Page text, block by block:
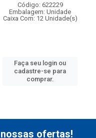
Código: 622229
Embalagem: Unidade
Caixa Com: 12 Unidade(s)
Faça seu login ou
cadastre-se para
comprar.
ofertas!